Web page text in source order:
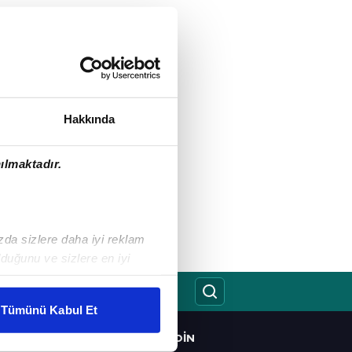
Hakkında
sizlere daha iyi reklam
ve sizlere en iyi
gösterilmeyecektir."
Tümünü Kabul Et
BIZI TAKIP EDIN